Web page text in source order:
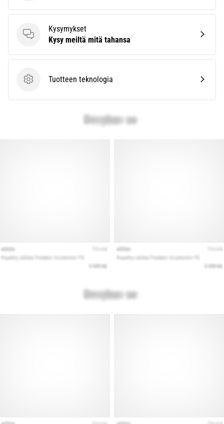
Kysymykset
Kysymykset
Kysy meiltä mitä tahansa
Tuotteen teknologia
Tuotteen teknologia